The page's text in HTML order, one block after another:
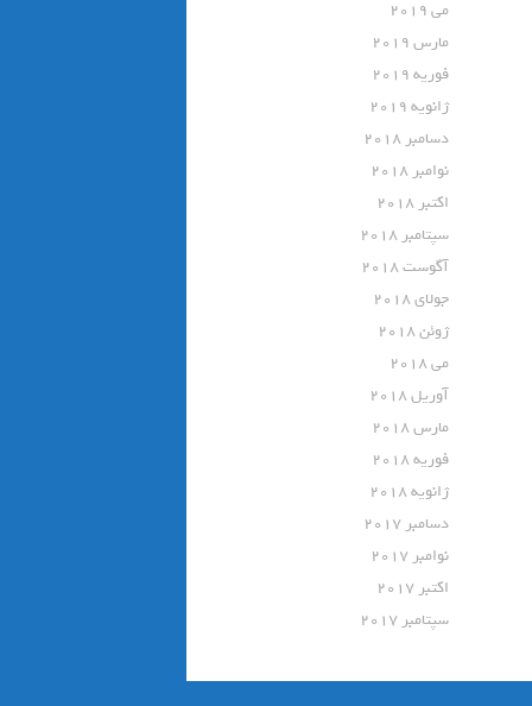
می 2019
مارس 2019
فوریه 2019
ژانویه 2019
دسامبر 2018
نوامبر 2018
اکتبر 2018
سپتامبر 2018
آگوست 2018
جولای 2018
ژوئن 2018
می 2018
آوریل 2018
مارس 2018
فوریه 2018
ژانویه 2018
دسامبر 2017
نوامبر 2017
اکتبر 2017
سپتامبر 2017